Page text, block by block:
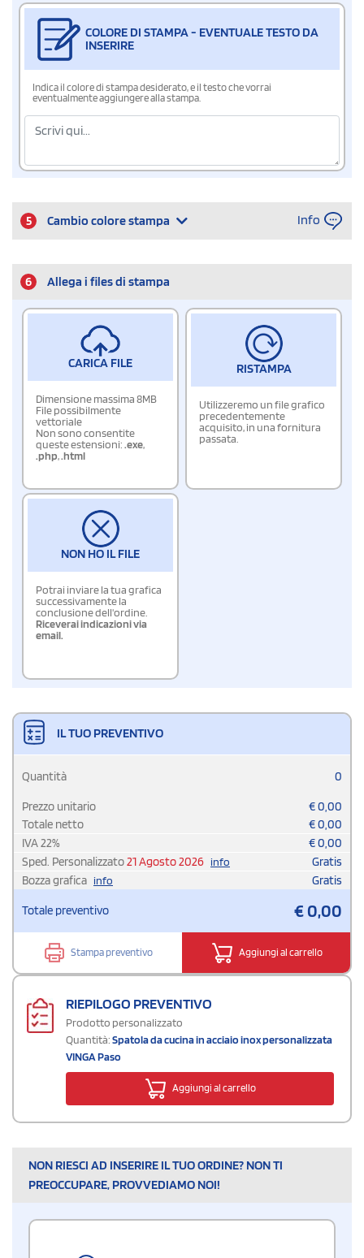
COLORE DI STAMPA - EVENTUALE TESTO DA
INSERIRE
Indica il colore di stampa desiderato, e il testo che vorrai
eventualmente aggiungere alla stampa.
5 Cambio colore stampa Info
6 Allega i files di stampa
CARICA FILE
Dimensione massima 8MB
File possibilmente
vettoriale
Non sono consentite
queste estensioni:.exe,
.php,.html
RISTAMPA
Utilizzeremo un file grafico
precedentemente
acquisito, in una fornitura
passata.
NON HO IL FILE
Potrai inviare la tua grafica
successivamente la
conclusione dell'ordine.
Riceverai indicazioni via
email.
IL TUO PREVENTIVO
Quantità 0
Prezzo unitario €0,00
Totale netto
€0,00
IVA22% €0,00
Sped. Personalizzato21 Agosto 2026 info
Gratis
Bozza grafica info Gratis
Totale preventivo €0,00
Stampa preventivo Aggiungi al carrello
RIEPILOGO PREVENTIVO
Prodotto personalizzato
Quantità:Spatola da cucina in acciaio inox personalizzata
VINGA Paso
Aggiungi al carrello
NON RIESCI AD INSERIRE IL TUO ORDINE? NON TI
PREOCCUPARE, PROVVEDIAMO NOI!